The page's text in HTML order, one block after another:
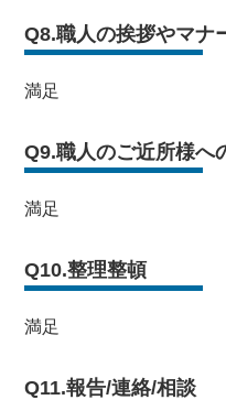
Q8.職人の挨拶やマナ
満足
Q9.職人のご近所様へ
満足
Q10.整理整頓
満足
Q11.報告/連絡/相談